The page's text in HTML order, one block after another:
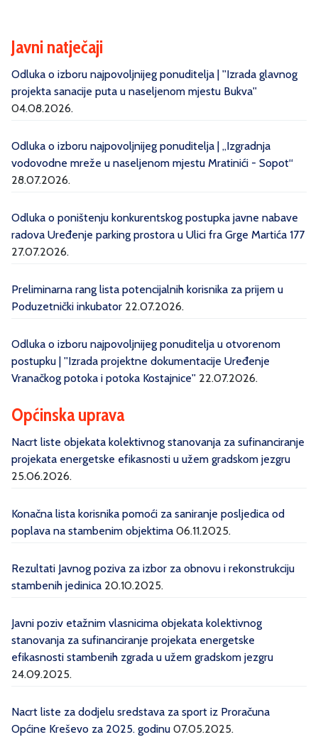
Javni natječaji
Odluka o izboru najpovoljnijeg ponuditelja | ''Izrada glavnog
projekta sanacije puta u naseljenom mjestu Bukva''
04.08.2026.
Odluka o izboru najpovoljnijeg ponuditelja | „Izgradnja
vodovodne mreže u naseljenom mjestu Mratinići - Sopot“
28.07.2026.
Odluka o poništenju konkurentskog postupka javne nabave
radova Uređenje parking prostora u Ulici fra Grge Martića 177
27.07.2026.
Preliminarna rang lista potencijalnih korisnika za prijem u
Poduzetnički inkubator 22.07.2026.
Odluka o izboru najpovoljnijeg ponuditelja u otvorenom
postupku | ''Izrada projektne dokumentacije Uređenje
Vranačkog potoka i potoka Kostajnice'' 22.07.2026.
Općinska uprava
Nacrt liste objekata kolektivnog stanovanja za sufinanciranje
projekata energetske efikasnosti u užem gradskom jezgru
25.06.2026.
Konačna lista korisnika pomoći za saniranje posljedica od
poplava na stambenim objektima 06.11.2025.
Rezultati Javnog poziva za izbor za obnovu i rekonstrukciju
stambenih jedinica 20.10.2025.
Javni poziv etažnim vlasnicima objekata kolektivnog
stanovanja za sufinanciranje projekata energetske
efikasnosti stambenih zgrada u užem gradskom jezgru
24.09.2025.
Nacrt liste za dodjelu sredstava za sport iz Proračuna
Općine Kreševo za 2025. godinu 07.05.2025.